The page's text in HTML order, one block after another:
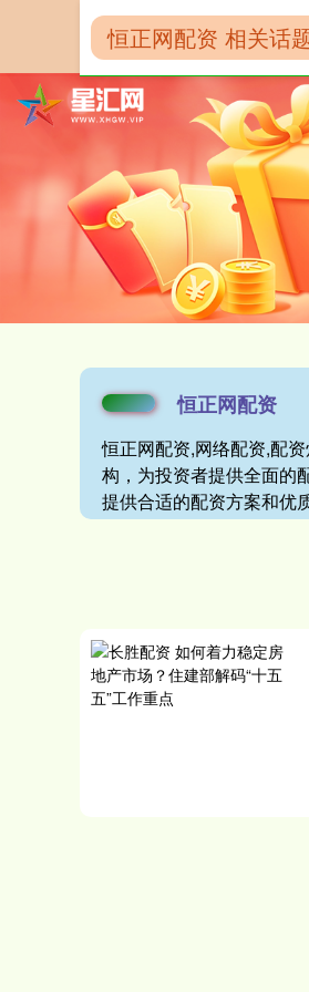
恒正网配资
恒正网配资,网络配资,配
构，为投资者提供全面的
提供合适的配资方案和优
恒正网配资 相关话